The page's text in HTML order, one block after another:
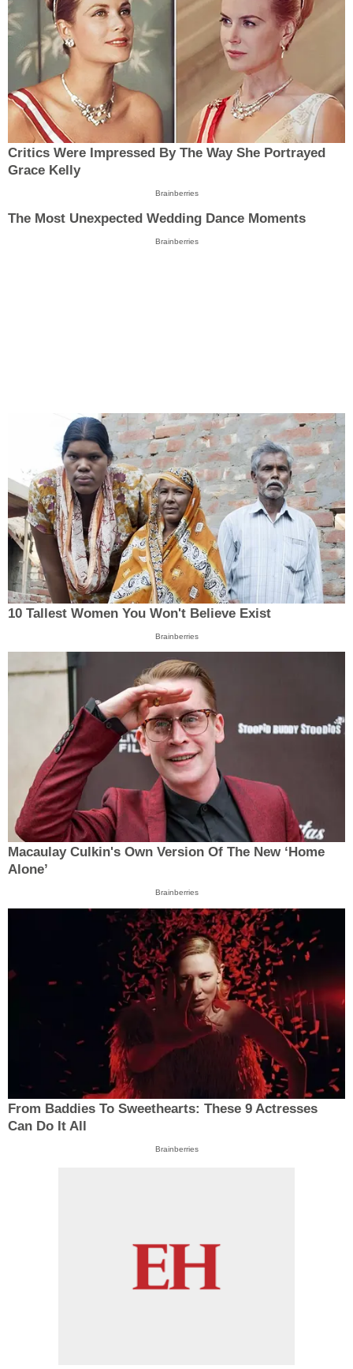
Critics Were Impressed By The Way She Portrayed
Grace Kelly
Brainberries
The Most Unexpected Wedding Dance Moments
Brainberries
10 Tallest Women You Won't Believe Exist
Brainberries
Macaulay Culkin's Own Version Of The New ‘Home
Alone’
Brainberries
From Baddies To Sweethearts: These 9 Actresses
Can Do It All
Brainberries